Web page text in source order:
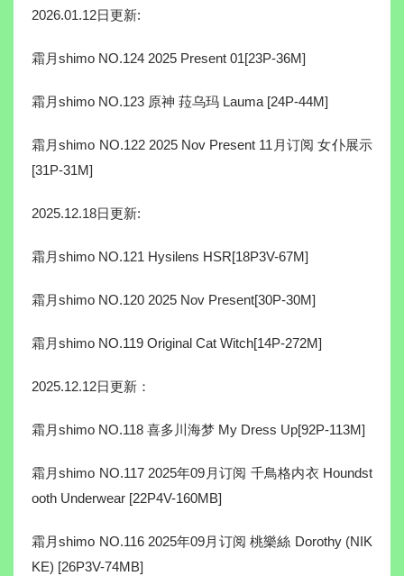
2026.01.12日更新:
霜月shimo NO.124 2025 Present 01[23P-36M]
霜月shimo NO.123 原神 菈乌玛 Lauma [24P-44M]
霜月shimo NO.122 2025 Nov Present 11月订阅 女仆展示
[31P-31M]
2025.12.18日更新:
霜月shimo NO.121 Hysilens HSR[18P3V-67M]
霜月shimo NO.120 2025 Nov Present[30P-30M]
霜月shimo NO.119 Original Cat Witch[14P-272M]
2025.12.12日更新：
霜月shimo NO.118 喜多川海梦 My Dress Up[92P-113M]
霜月shimo NO.117 2025年09月订阅 千鳥格内衣 Houndst
ooth Underwear [22P4V-160MB]
霜月shimo NO.116 2025年09月订阅 桃樂絲 Dorothy (NIK
KE) [26P3V-74MB]